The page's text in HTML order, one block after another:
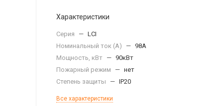
Характеристики
Серия — LCI
Номинальный ток (А)
— 98A
Мощность, кВт — 90кВт
Пожарный режим
— нет
Степень защиты
— IP20
Все характеристики